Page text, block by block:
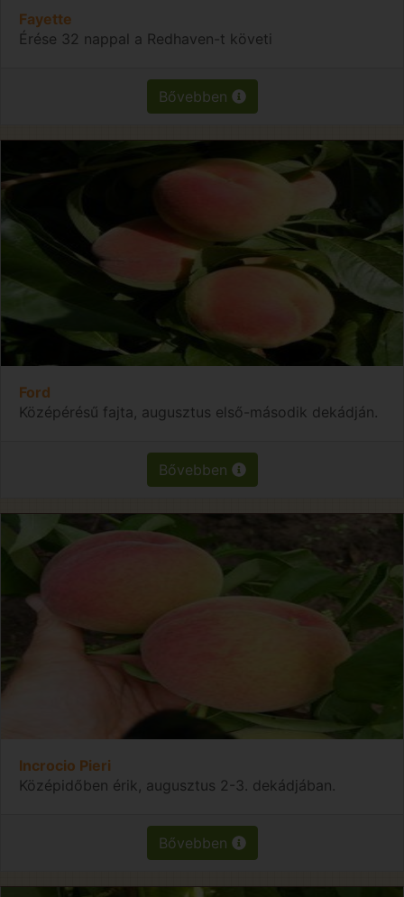
Fayette
Érése 32 nappal a Redhaven-t követi
Bővebben
Ford
Középérésű fajta, augusztus első-második dekádján.
Bővebben
Incrocio Pieri
Középidőben érik, augusztus 2-3. dekádjában.
Bővebben